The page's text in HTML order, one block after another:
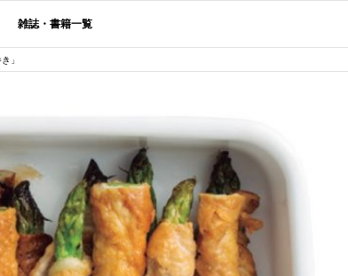
雑誌・書籍一覧
」